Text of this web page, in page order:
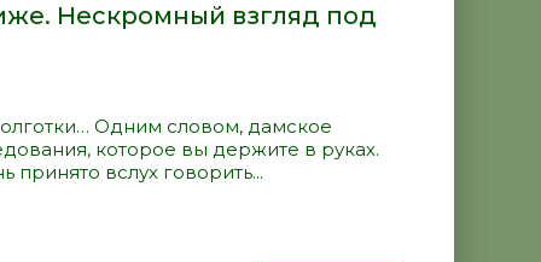
Нескромный взгляд под
Одним словом, дамское
которое вы держите в руках.
принято вслух говорить...